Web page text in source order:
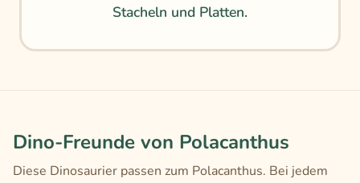
Stacheln und Platten.
Dino-Freunde von Polacanthus
Diese Dinosaurier passen zum Polacanthus. Bei jedem